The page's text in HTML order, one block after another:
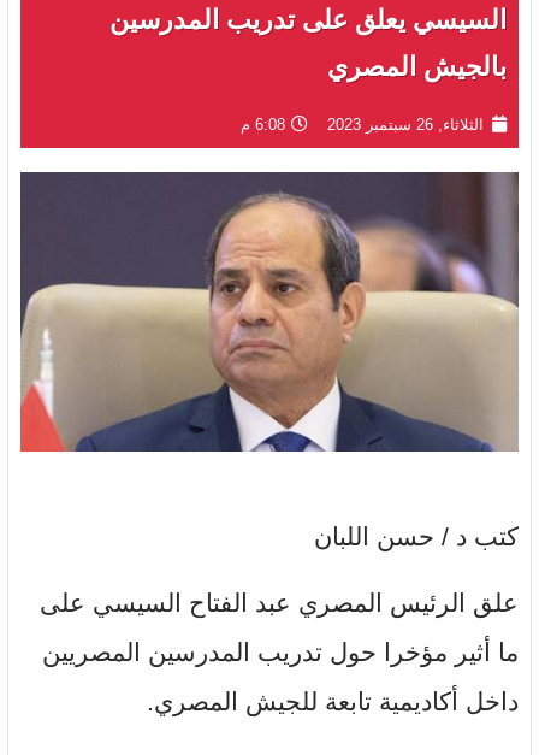
السيسي يعلق على تدريب المدرسين
بالجيش المصري
الثلاثاء, 26 سبتمبر 2023 6:08 م
كتب د / حسن اللبان
علق الرئيس المصري عبد الفتاح السيسي على
ما أثير مؤخرا حول تدريب المدرسين المصريين
داخل أكاديمية تابعة للجيش المصري.